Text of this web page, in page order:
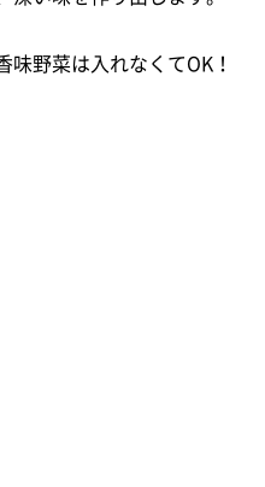
野菜は入れなくてOK！